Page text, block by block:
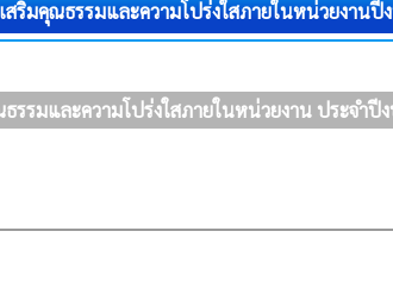
สริมคุณธรรมและความโปร่งใสภายในหน่วยงาน
ธรรมและความโปร่งใสภายในหน่วยงาน ประจำ